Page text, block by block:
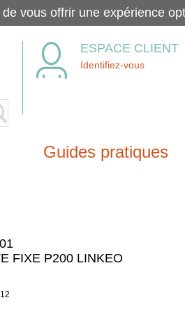
ESPACE CLIENT
Identifiez-vous
Guides pratiques
FIXE P200 LINKEO
de vous offrir une expérience